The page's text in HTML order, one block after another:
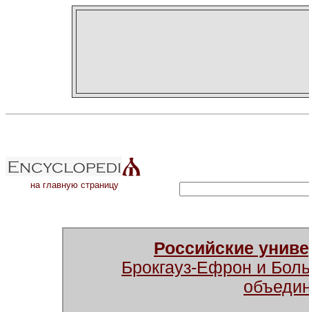
на главную страницу
Российские
Брокгауз-Ефрон и